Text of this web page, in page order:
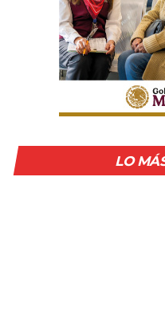
LO